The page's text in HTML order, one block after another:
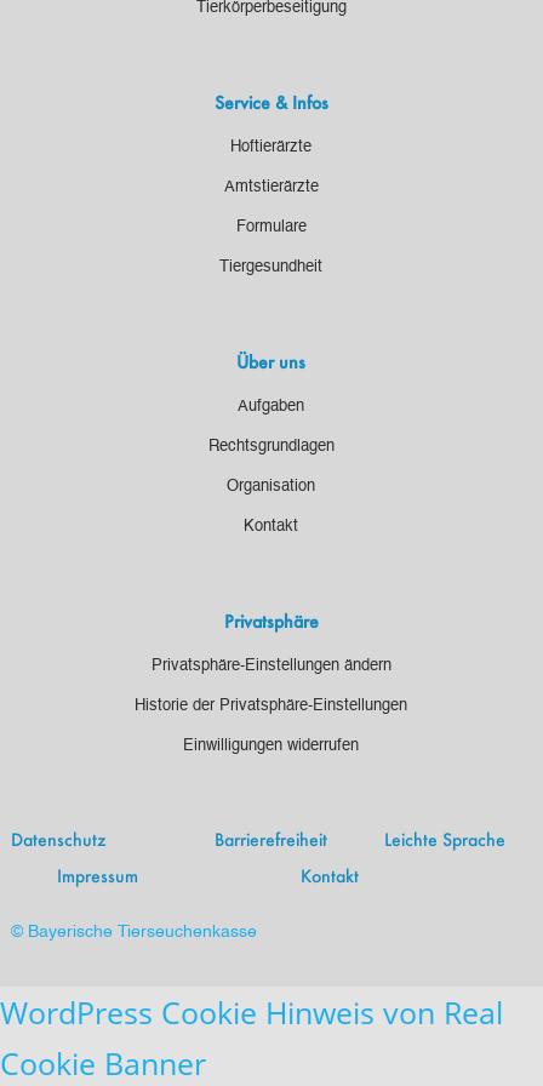
Tierkörperbeseitigung
Service & Infos
Hoftierärzte
Amtstierärzte
Formulare
Tiergesundheit
Über uns
Aufgaben
Rechtsgrundlagen
Organisation
Kontakt
Privatsphäre
Privatsphäre-Einstellungen ändern
Historie der Privatsphäre-Einstellungen
Einwilligungen widerrufen
Datenschutz Barrierefreiheit
Leichte Sprache
Impressum
Kontakt
© Bayerische Tierseuchenkasse
WordPress Cookie Hinweis von Real
Cookie Banner